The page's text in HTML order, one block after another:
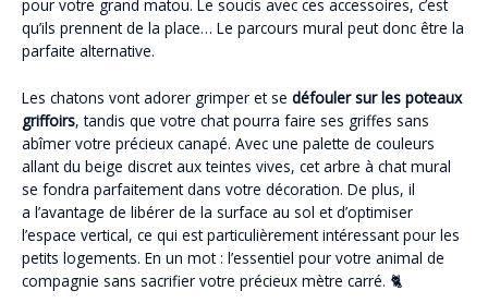
pour votre grand matou. Le soucis avec ces accessoires, c’est
qu’ils prennent de la place… Le parcours mural peut donc être la
parfaite alternative.
Les chatons vont adorer grimper et se défouler sur les poteaux
griffoirs, tandis que votre chat pourra faire ses griffes sans
abîmer votre précieux canapé. Avec une palette de couleurs
allant du beige discret aux teintes vives, cet arbre à chat mural
se fondra parfaitement dans votre décoration. De plus, il
a l’avantage de libérer de la surface au sol et d’optimiser
l’espace vertical, ce qui est particulièrement intéressant pour les
petits logements. En un mot : l’essentiel pour votre animal de
compagnie sans sacrifier votre précieux mètre carré. 🐈